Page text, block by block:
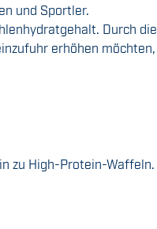
und Sportler.
Durch
erhöhen
zu High-Protein-